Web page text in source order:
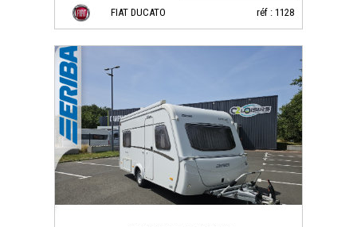
FIAT DUCATO réf : 1128